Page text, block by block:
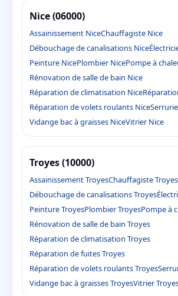
Nice (06000)
Assainissement NiceChauffagiste Nice
Débouchage de canalisations Nice
Peinture NicePlombier NicePompe à
Rénovation de salle de bain Nice
Réparation de climatisation Nice
Réparation de volets roulants Nice
Vidange bac à graisses NiceVitrier Nice
Troyes (10000)
Assainissement TroyesChauffagiste Troyes
Débouchage de canalisations Troyes
Peinture TroyesPlombier TroyesPompe à
Rénovation de salle de bain Troyes
Réparation de climatisation Troyes
Réparation de fuites Troyes
Réparation de volets roulants Troyes
Vidange bac à graisses TroyesVitrier